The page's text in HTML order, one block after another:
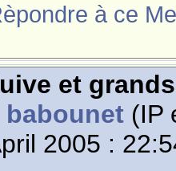
à ce
et
babounet (IP
2005 :